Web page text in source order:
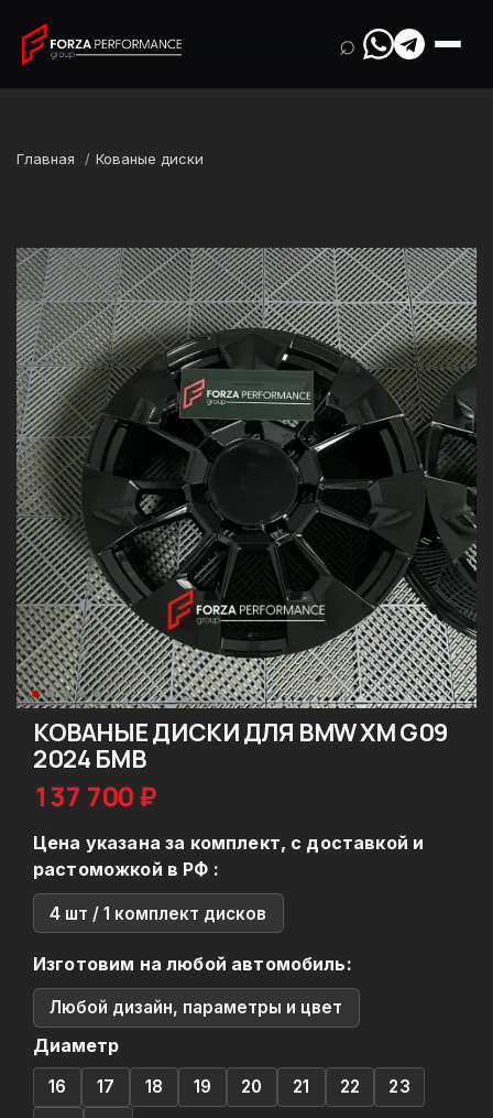
⌕
Главная Кованые диски
КОВАНЫЕ ДИСКИ ДЛЯ BMW XM G09
2024 БМВ
137 700 ₽
Цена указана за комплект, с доставкой и
растоможкой в РФ :
4 шт / 1 комплект дисков
Изготовим на любой автомобиль:
Любой дизайн, параметры и цвет
Диаметр
16 17 18 19 20 21 22
23
Марка
BMW